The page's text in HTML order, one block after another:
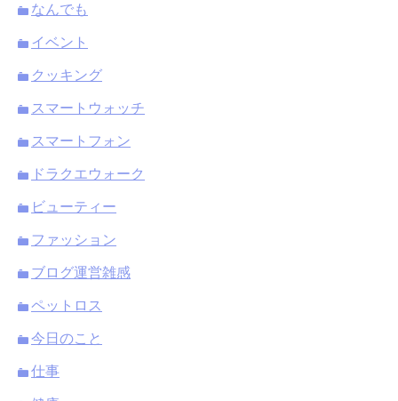
なんでも
イベント
クッキング
スマートウォッチ
スマートフォン
ドラクエウォーク
ビューティー
ファッション
ブログ運営雑感
ペットロス
今日のこと
仕事